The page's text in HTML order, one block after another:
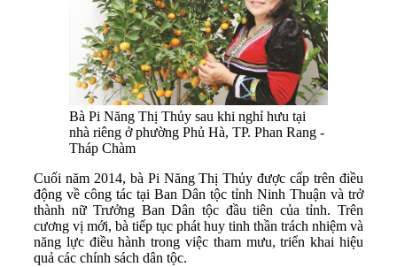
Bà Pi Năng Thị Thủy sau khi nghỉ hưu tại
nhà riêng ở phường Phủ Hà, TP. Phan Rang -
Tháp Chàm
Cuối năm 2014, bà Pi Năng Thị Thủy được cấp trên điều
động về công tác tại Ban Dân tộc tỉnh Ninh Thuận và trở
thành nữ Trưởng Ban Dân tộc đầu tiên của tỉnh. Trên
cương vị mới, bà tiếp tục phát huy tinh thần trách nhiệm và
năng lực điều hành trong việc tham mưu, triển khai hiệu
quả các chính sách dân tộc.